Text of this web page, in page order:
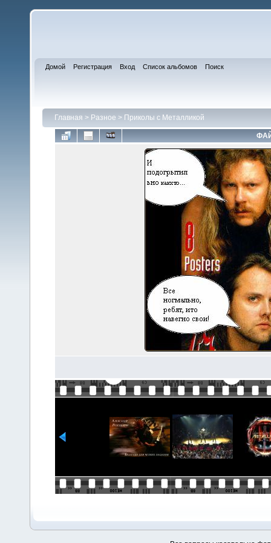
Домой Регистрация Вход Список альбомов Поиск
Главная > Разное > Приколы с Металликой